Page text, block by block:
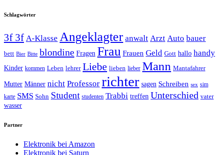
Schlagwörter
3f 3f A-Klasse Angeklagter anwalt Arzt Auto bauer
bett Bier Bitte blondine Fragen Frau Frauen Geld Gott hallo handy
Kinder kommen Leben lehrer Liebe lieben lieber Mann Mantafahrer
Mutter Männer nicht Professor richter sagen Schreiben sex sim
karte SMS Sohn Student studenten Trabbi treffen Unterschied vater
wasser
Partner
Elektronik bei Amazon
Elektronik bei Saturn